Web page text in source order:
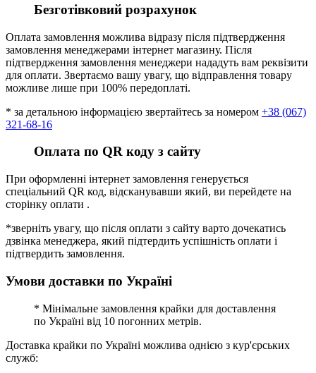
Безготівковий розрахунок
Оплата замовлення можлива відразу після підтвердження
замовлення менеджерами інтернет магазину. Після
підтвердження замовлення менеджери нададуть вам реквізити
для оплати. Звертаємо вашу увагу, що відправлення товару
можливе лише при 100% передоплаті.
* за детальною інформацією звертайтесь за номером +38 (067)
321-68-16
Оплата по QR коду з сайту
При оформленні інтернет замовлення генерується
спеціальний QR код, відсканувавши який, ви перейдете на
сторінку оплати .
*зверніть увагу, що після оплати з сайту варто дочекатись
дзвінка менеджера, який підтердить успішність оплати і
підтвердить замовлення.
Умови доставки по Україні
* Мінімальне замовлення крайки для доставлення
по Україні від 10 погонних метрів.
Доставка крайки по Україні можлива однією з кур'єрських
служб: